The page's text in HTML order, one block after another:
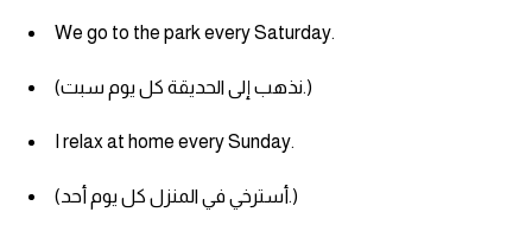
We go to the park every Saturday.
(نذهب إلى الحديقة كل يوم سبت.)
I relax at home every Sunday.
(أسترخي في المنزل كل يوم أحد.)